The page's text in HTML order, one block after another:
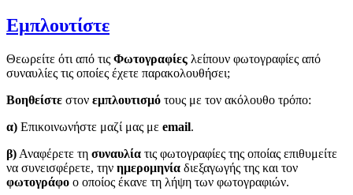
Εμπλουτίστε
Θεωρείτε ότι από τις Φωτογραφίες λείπουν φωτογραφίες από
συναυλίες τις οποίες έχετε παρακολουθήσει;
Βοηθείστε στον εμπλουτισμό τους με τον ακόλουθο τρόπο:
α) Επικοινωνήστε μαζί μας με email.
β) Αναφέρετε τη συναυλία τις φωτογραφίες της οποίας επιθυμείτε
να συνεισφέρετε, την ημερομηνία διεξαγωγής της και τον
φωτογράφο ο οποίος έκανε τη λήψη των φωτογραφιών.